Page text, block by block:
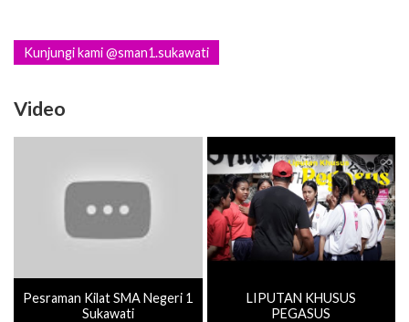
Kunjungi kami @sman1.sukawati
Video
Pesraman Kilat SMA Negeri 1
Sukawati
LIPUTAN KHUSUS
PEGASUS